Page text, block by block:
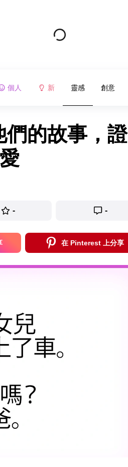
個人 新 靈感 創意
們的故事，證
- -
在 Pinterest 上分享